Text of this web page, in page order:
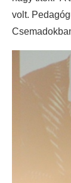
volt.